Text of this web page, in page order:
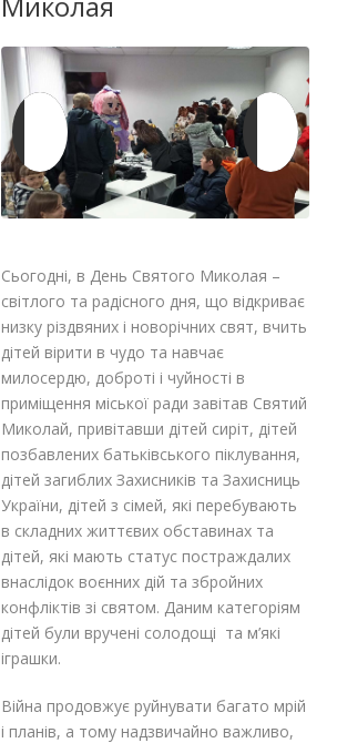
Сьогодні, в День Святого Миколая –
світлого та радісного дня, що відкриває
низку різдвяних і новорічних свят, вчить
дітей вірити в чудо та навчає
милосердю, доброті і чуйності в
приміщення міської ради завітав Святий
Миколай, привітавши дітей сиріт, дітей
позбавлених батьківського піклування,
дітей загиблих Захисників та Захисниць
України, дітей з сімей, які перебувають
в складних життєвих обставинах та
дітей, які мають статус постраждалих
внаслідок воєнних дій та збройних
конфліктів зі святом. Даним категоріям
дітей були вручені солодощі та м’які
іграшки.
Війна продовжує руйнувати багато мрій
і планів, а тому надзвичайно важливо,